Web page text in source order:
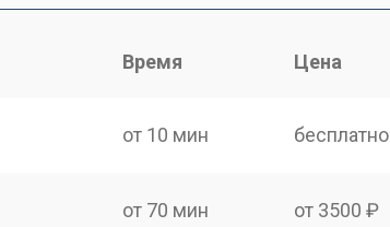
Время Цена
от 10 мин бесплатно
от 70 мин от 3500 ₽